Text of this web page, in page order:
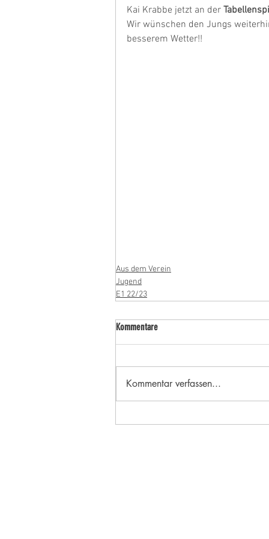
Kai Krabbe jetzt an der
Wir wünschen den Jungs
besserem Wetter!!
Aus dem Verein
Jugend
E1 22/23
Kommentare
Kommentar verfassen...